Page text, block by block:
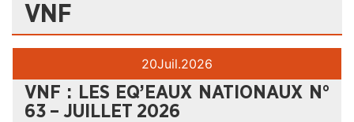
VNF
20Juil.2026
VNF : LES EQ’EAUX NATIONAUX N°
63 – JUILLET 2026